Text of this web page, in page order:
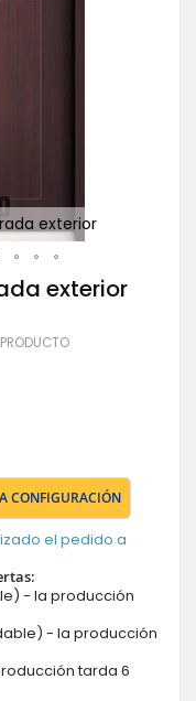
exterior
exterior
CONFIGURACIÓN
el pedido a
- la producción
- la producción
tarda 6